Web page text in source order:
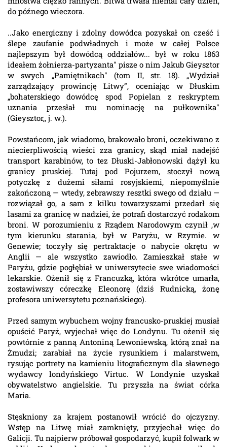
do późnego wieczora.
..Jako energiczny i zdolny dowódca pozyskał on cześć i
ślepe zaufanie podwładnych i może w całej Polsce
najlepszym był dowódcą oddziałów... był w roku 1863
ideałem żołnierza-partyzanta" pisze o nim Jakub Gieysztor
w swych „Pamiętnikach" (tom II, str. 18). „Wydział
zarządzający prowincję Litwy”, oceniając w Dłuskim
„bohaterskiego dowódcę spod Popielan z reskryptem
uznania przesłał mu nominację na pułkownika"
(Gieysztor,, j. w.).
Powstańcom, jak wiadomo, brakowało broni, oczekiwano z
niecierpliwością wieści zza granicy, skąd miał nadejść
transport karabinów, to tez Dłuski-Jabłonowski dążył ku
granicy pruskiej. Tutaj pod Pojurzem, stoczył nową
potyczkę z dużemi siłami rosyjskiemi, niepomyślnie
zakończoną — wtedy, zebrawszy resztki swego od działu —
rozwiązał go, a sam z kilku towarzyszami przedarł się
lasami za granicę w nadziei, że potrafi dostarczyć rodakom
broni. W porozumieniu z Rządem Narodowym czynił ,w
tym kierunku starania, był w Paryżu, w Rzymie. w
Genewie; toczyły się pertraktacje o nabycie okrętu w
Anglii — ale wszystko zawiodło. Zamieszkał stałe w
Paryżu, gdzie pogłębiał w uniwersytecie swe wiadomości
lekarskie. Ożenił się z Francuzką, która wkrótce umarła,
zostawiwszy córeczkę Eleonorę (dziś Rudnicką, żonę
profesora uniwersytetu poznańskiego).
Przed samym wybuchem wojny francusko-pruskiej musiał
opuścić Paryż, wyjechał więc do Londynu. Tu ożenił się
powtórnie z panną Antoniną Lewoniewską, którą znał na
Żmudzi; zarabiał na życie rysunkiem i malarstwem,
rysując portrety na kamieniu litograficznym dla sławnego
wydawcy londyńskiego Virtuc. W Londynie uzyskał
obywatelstwo angielskie. Tu przyszła na świat córka
Maria.
Stęskniony za krajem postanowił wrócić do ojczyzny.
Wstęp na Litwę miał zamknięty, przyjechał więc do
Galicji. Tu najpierw próbował gospodarzyć, kupił folwark w